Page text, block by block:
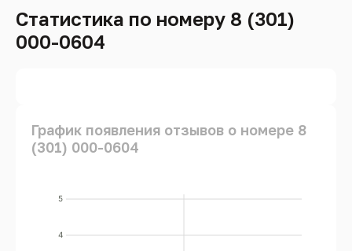
Статистика по номеру 8 (301)
000-0604
График появления отзывов о номере 8
(301) 000-0604
4
5